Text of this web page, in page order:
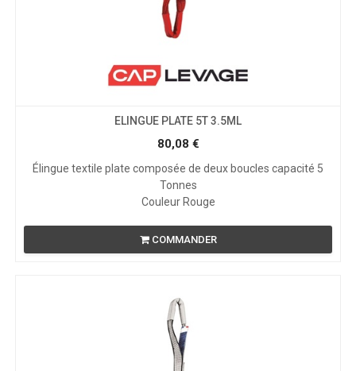
ELINGUE PLATE 5T 3.5ML
80,08 €
Élingue textile plate composée de deux boucles capacité 5
Tonnes
Couleur Rouge
COMMANDER